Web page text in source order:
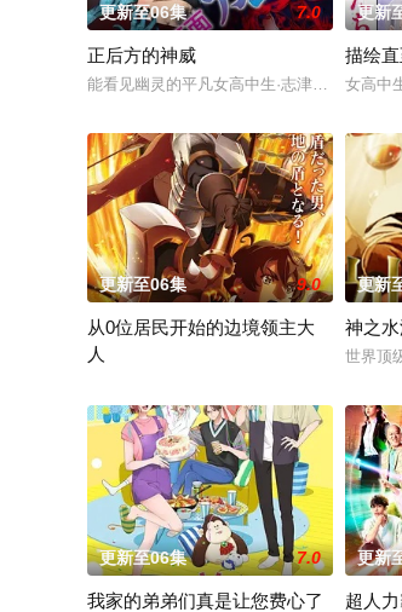
更新至06集 7.0
正后方的神威
能看见幽灵的平凡女高中生·志津香，利用容
更新
描绘
女高中
更新至06集 9.0
从0位居民开始的边境领主大
人
更新
神之
世界顶
更新至06集 7.0
我家的弟弟们真是让您费心了
更新
超人